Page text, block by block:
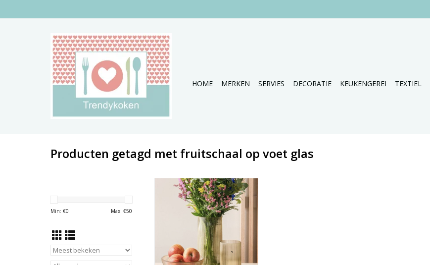
HOME MERKEN SERVIES DECORATIE KEUKENGEREI TEXTIEL
Producten getagd met fruitschaal op voet glas
Min: €0 Max: €50
Fruitschaal op voet in 2 maten.
TOEVOEGEN AAN WINKELWAGEN